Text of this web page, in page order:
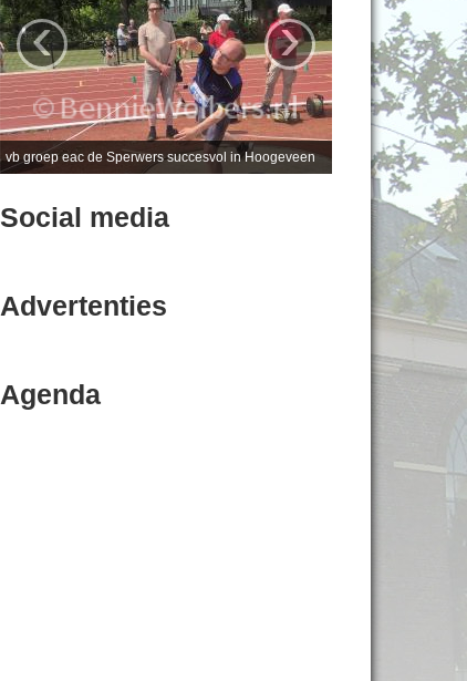
vb groep eac de Sperwers succesvol in Hoogeveen
‹ ›
Social media
Advertenties
Agenda